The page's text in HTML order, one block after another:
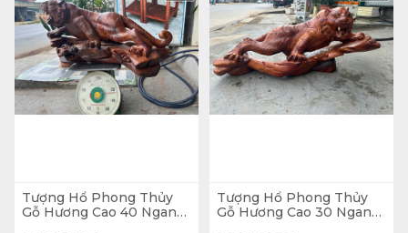
Tượng Hổ Phong Thủy
Gỗ Hương Cao 40 Ngang
Tượng Hổ Phong Thủy
Gỗ Hương Cao 30 Ngang